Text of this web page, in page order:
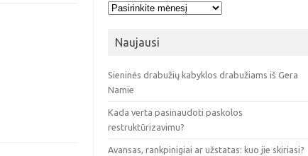
Archyvai
Naujausi
Sieninės drabužių kabyklos drabužiams iš Gera
Namie
Kada verta pasinaudoti paskolos
restruktūrizavimu?
Avansas, rankpinigiai ar užstatas: kuo jie skiriasi?